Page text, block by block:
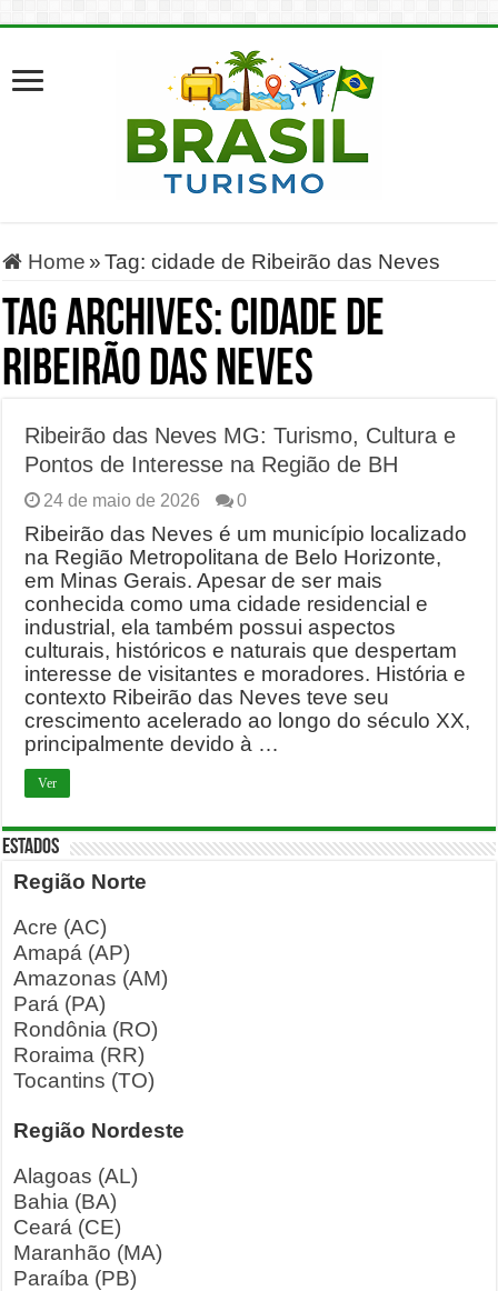
Home » Tag:cidade de Ribeirão das Neves
Tag Archives: cidade de
Ribeirão das Neves
Ribeirão das Neves MG: Turismo, Cultura e
Pontos de Interesse na Região de BH
24 de maio de 2026 0
Ribeirão das Neves é um município localizado
na Região Metropolitana de Belo Horizonte,
em Minas Gerais. Apesar de ser mais
conhecida como uma cidade residencial e
industrial, ela também possui aspectos
culturais, históricos e naturais que despertam
interesse de visitantes e moradores. História e
contexto Ribeirão das Neves teve seu
crescimento acelerado ao longo do século XX,
principalmente devido à …
Ver
ESTADOS
Região Norte
Acre (AC)
Amapá (AP)
Amazonas (AM)
Pará (PA)
Rondônia (RO)
Roraima (RR)
Tocantins (TO)
Região Nordeste
Alagoas (AL)
Bahia (BA)
Ceará (CE)
Maranhão (MA)
Paraíba (PB)